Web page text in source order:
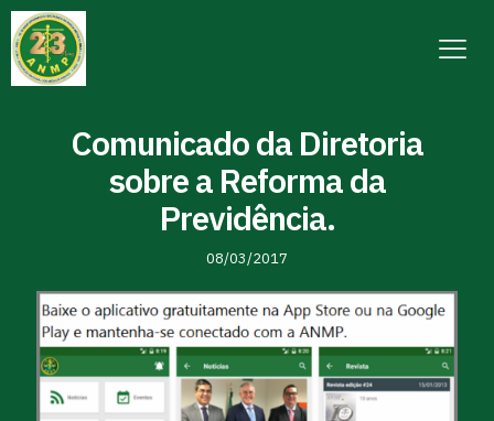
Comunicado da Diretoria
sobre a Reforma da
Previdência.
08/03/2017